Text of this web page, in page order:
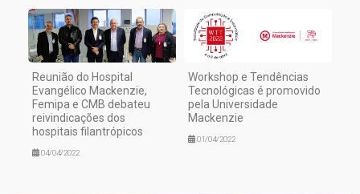
Reunião do Hospital
Evangélico Mackenzie,
Femipa e CMB debateu
reivindicações dos
hospitais filantrópicos
04/04/2022
Workshop e Tendências
Tecnológicas é promovido
pela Universidade
Mackenzie
01/04/2022